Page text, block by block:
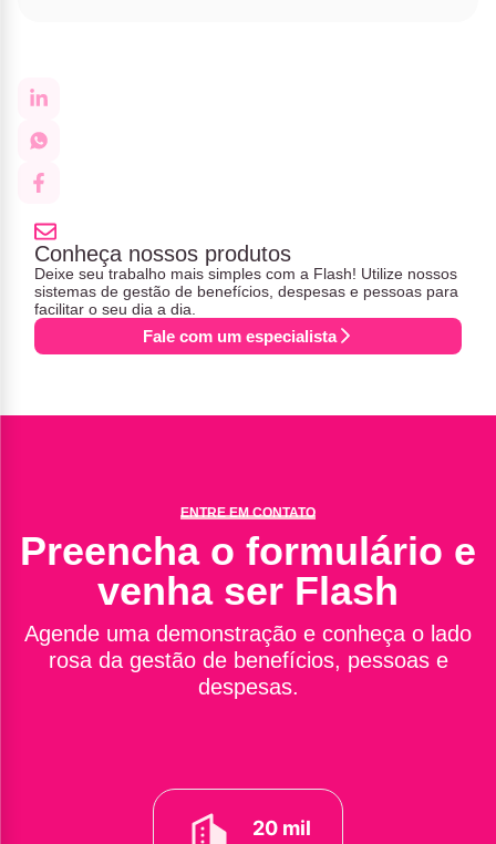
Conheça nossos produtos
Deixe seu trabalho mais simples com a Flash! Utilize nossos
sistemas de gestão de benefícios, despesas e pessoas para
facilitar o seu dia a dia.
Fale com um especialista
ENTRE EM CONTATO
Preencha o formulário e
venha ser Flash
Agende uma demonstração e conheça o lado
rosa da gestão de benefícios, pessoas e
despesas.
20 mil